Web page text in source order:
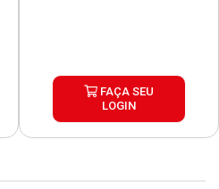
FAÇA SEU
LOGIN